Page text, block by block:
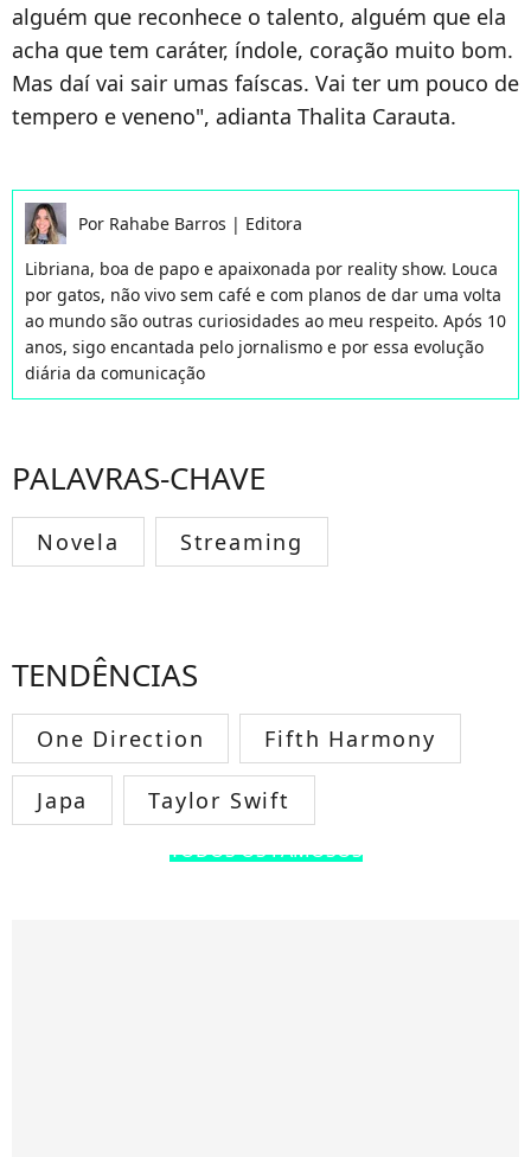
alguém que reconhece o talento, alguém que ela
acha que tem caráter, índole, coração muito bom.
Mas daí vai sair umas faíscas. Vai ter um pouco de
tempero e veneno", adianta Thalita Carauta.
Por Rahabe Barros | Editora
Libriana, boa de papo e apaixonada por reality show. Louca
por gatos, não vivo sem café e com planos de dar uma volta
ao mundo são outras curiosidades ao meu respeito. Após 10
anos, sigo encantada pelo jornalismo e por essa evolução
diária da comunicação
PALAVRAS-CHAVE
Novela Streaming
TENDÊNCIAS
One Direction Fifth Harmony
Japa Taylor Swift
TODOS OS FAMOSOS